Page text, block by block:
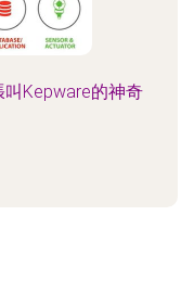
Kepware的神奇